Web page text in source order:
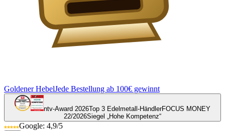
Goldener HebelJede Bestellung ab 100€ gewinnt
ntv-Award 2026Top 3 Edelmetall-HändlerFOCUS MONEY
22/2026Siegel „Hohe Kompetenz“
Google: 4,9/5